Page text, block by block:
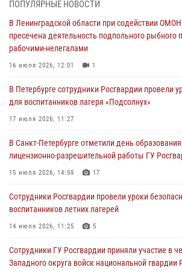
03 августа 2026, 10:15 1
Сотрудники ГУ Росгвардии приняли участие в
Западного округа войск национальной гвардии
боевому самбо
03 августа 2026, 10:07
В Ленобласти сотрудники ОМОН Росгвардии
полиции в проведении профилактического
03 августа 2026, 09:16
В Петербурге сотрудники Росгвардии
День Воздушно-десантных войск
02 августа 2026, 19:30 10
Сотрудники Росгвардии на Пушкинской улице
граждан, подозреваемых в попытке поджога
центре города
ПОПУЛЯРНЫЕ НОВОСТИ
В Ленинградской области при содействии
пресечена деятельность подпольного рыбного
рабочими-нелегалами
16 июля 2026, 12:01 1
В Петербурге сотрудники Росгвардии провели
для воспитанников лагеря «Подсолнух»
17 июля 2026, 11:27
В Санкт-Петербурге отметили день
лицензионно-разрешительной работы ГУ
15 июля 2026, 14:59 17
Сотрудники Росгвардии провели уроки
воспитанников летних лагерей
14 июля 2026, 11:25 5
Сотрудники ГУ Росгвардии приняли участие в
Западного округа войск национальной гвардии